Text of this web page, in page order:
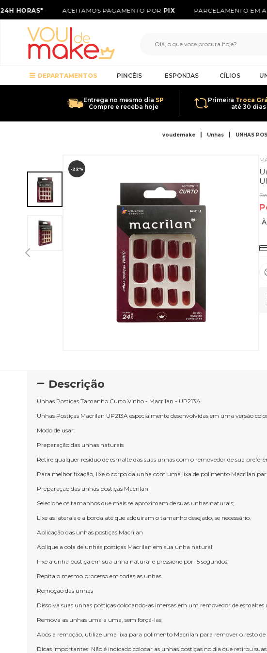
HORAS* ACEITAMOS PAGAMENTO PORPIX PARCELAMENTO EM
DEPARTAMENTOS PINCÉIS ESPONJAS CÍLIOS
Entrega no mesmo dia SP
Compre e receba hoje
Primeira Troca
até 30 dias
voudemake Unhas UNHAS
-22%
Descrição
Unhas Postiças Tamanho Curto Vinho - Macrilan - UP213A
Unhas Postiças Macrilan UP213A especialmente desenvolvidas em uma versão
Modo de usar:
Preparação das unhas naturais
Retire qualquer resíduo de esmalte das suas unhas com o removedor de sua
Para melhor fixação, lixe o corpo da unha com uma lixa de polimento Macrilan
Preparação das unhas postiças Macrilan
Selecione os tamanhos que mais se aproximam de suas unhas naturais;
Lixe as laterais e a borda até que adquiram o tamanho desejado, se necessário.
Aplicação das unhas postiças Macrilan
Aplique a cola de unhas postiças Macrilan em sua unha natural;
Fixe a unha postiça em sua unha natural e pressione por 15 segundos;
Repita o mesmo processo em todas as unhas.
Remoção das unhas
Dissolva suas unhas postiças colocando-as imersas em um removedor de
Remova as unhas uma a uma, sem forçá-las;
Após a remoção, utilize uma lixa para polimento Macrilan para remover o resto de
Dicas importantes: Não é indicado colocar as unhas postiças no dia que retirou